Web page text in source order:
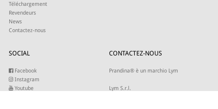
Téléchargement
Revendeurs
News
Contactez-nous
SOCIAL
Facebook
Instagram
Youtube
CONTACTEZ-NOUS
Prandina® è un marchio Lym
Lym S.r.l.